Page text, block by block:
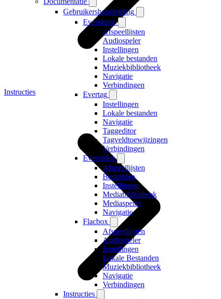
Gebruikershandleiding
Evermusic
Afspeellijsten
Audiospeler
Instellingen
Lokale bestanden
Muziekbibliotheek
Navigatie
Verbindingen
Evertag
Instellingen
Lokale bestanden
Navigatie
Taggeditor
Tagveldtoewijzingen
Verbindingen
Evervideo
Afspeellijsten
Bestanden
Instellingen
Mediabibliotheek
Mediaspeler
Navigatie
Flacbox
Afspeellijsten
Audiospeler
Instellingen
Lokale Bestanden
Muziekbibliotheek
Navigatie
Verbindingen
Instructies
Instructies